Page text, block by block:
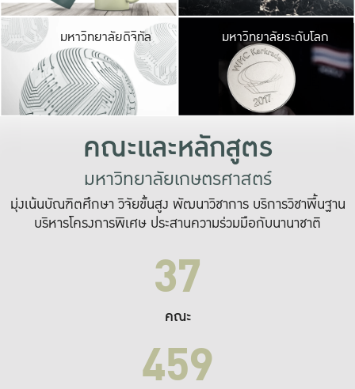
มหาวิทยาลัยดิจิทัล มหาวิ
เปลี่ยนแปลง แล
เพื่อทำง
ระบบสารสนเทศ
มหาวิทยาลัยระดับโลก
คณะและหลักสูตร
มหาวิทยาลัยเกษตรศาสตร์
มุ่งเน้นบัณฑิตศึกษา วิจัยขั้นสูง พัฒนาวิชาการ บริการวิชาพื้นฐาน
บริหารโครงการพิเศษ ประสานความร่วมมือกับนานาชาติ
37
คณะ
459